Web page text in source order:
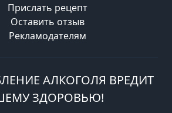
Прислать рецепт
Оставить отзыв
Рекламодателям
АЛКОГОЛЯ ВРЕДИТ
ЗДОРОВЬЮ!